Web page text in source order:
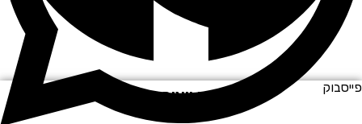
לתיאום ויצירת קשר